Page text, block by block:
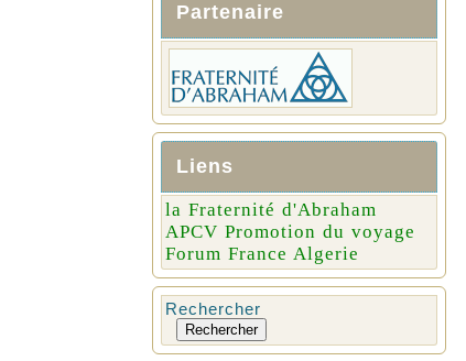
Partenaire
Liens
la Fraternité d'Abraham
APCV Promotion du voyage
Forum France Algerie
Rechercher
Rechercher